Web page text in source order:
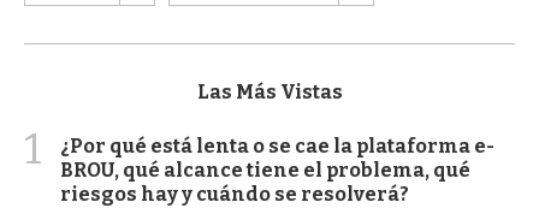
Las Más Vistas
1
¿Por qué está lenta o se cae la plataforma e-
BROU, qué alcance tiene el problema, qué
riesgos hay y cuándo se resolverá?